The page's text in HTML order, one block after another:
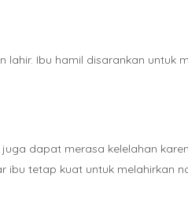
lahir. Ibu hamil disarankan untuk
dapat merasa kelelahan
ibu tetap kuat untuk melahirkan